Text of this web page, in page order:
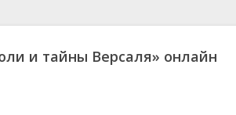
Новости
🎒 Приключения
и тайны Версаля» онлайн